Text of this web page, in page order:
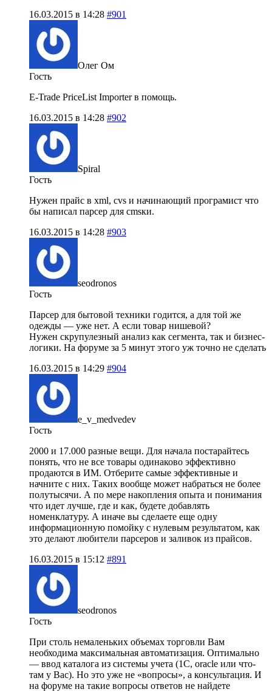
16.03.2015 в 14:28 #901
Олег Ом
Гость
E-Trade PriceList Importer в помощь.
16.03.2015 в 14:28 #902
Spiral
Гость
Нужен прайс в xml, cvs и начинающий програмист что
бы написал парсер для cmsки.
16.03.2015 в 14:28 #903
seodronos
Гость
Парсер для бытовой техники годится, а для той же
одежды — уже нет. А если товар нишевой?
Нужен скрупулезный анализ как сегмента, так и бизнес-
логики. На форуме за 5 минут этого уж точно не сделать
16.03.2015 в 14:29 #904
e_v_medvedev
Гость
2000 и 17.000 разные вещи. Для начала постарайтесь
понять, что не все товары одинаково эффективно
продаются в ИМ. Отберите самые эффективные и
начните с них. Таких вообще может набраться не более
полутысячи. А по мере накопления опыта и понимания
что идет лучше, где и как, будете добавлять
номенклатуру. А иначе вы сделаете еще одну
информационную помойку с нулевым результатом, как
это делают любители парсеров и заливок из прайсов.
16.03.2015 в 15:12 #891
seodronos
Гость
При столь немаленьких объемах торговли Вам
необходима максимальная автоматизация. Оптимально
— ввод каталога из системы учета (1С, oracle или что-
там у Вас). Но это уже не «вопросы», а консультация. И
на форуме на такие вопросы ответов не найдете